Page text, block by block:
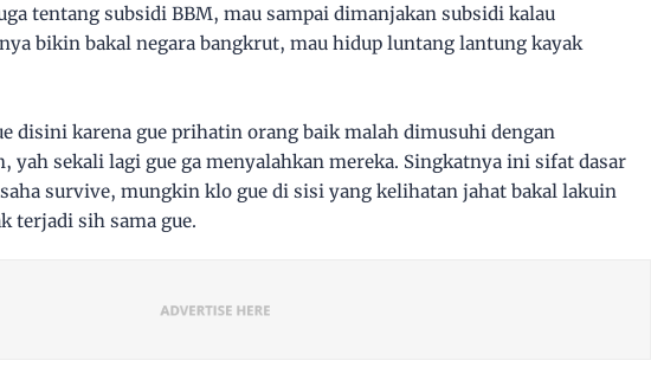
tentang subsidi BBM, mau sampai dimanjakan subsidi kalau
bikin bakal negara bangkrut, mau hidup luntang lantung kayak
disini karena gue prihatin orang baik malah dimusuhi dengan
yah sekali lagi gue ga menyalahkan mereka. Singkatnya ini sifat dasar
survive, mungkin klo gue di sisi yang kelihatan jahat bakal lakuin
terjadi sih sama gue.